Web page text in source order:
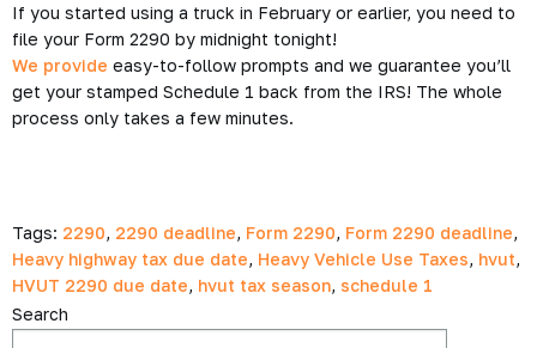
If you started using a truck in February or earlier, you need to
file your Form 2290 by midnight tonight!
We provide easy-to-follow prompts and we guarantee you’ll
get your stamped Schedule 1 back from the IRS! The whole
process only takes a few minutes.
Tags: 2290, 2290 deadline, Form 2290, Form 2290 deadline,
Heavy highway tax due date, Heavy Vehicle Use Taxes, hvut,
HVUT 2290 due date, hvut tax season, schedule 1
Search